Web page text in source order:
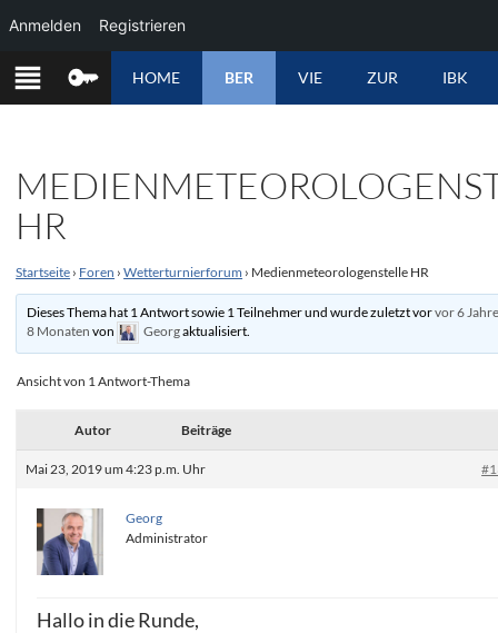
ZUM
INHALT
HOME BER VIE ZUR IBK
HR
Startseite › Foren › Wetterturnierforum › Medienmeteorologenstelle HR
Dieses Thema hat 1 Antwort sowie 1 Teilnehmer und wurde zuletzt vorvor 6
8 Monaten von Georgaktualisiert.
Ansicht von 1 Antwort-Thema
Autor Beiträge
Mai 23, 2019 um 4:23 p.m. Uhr
Georg
Administrator
Hallo in die Runde,
Anmelden Registrieren